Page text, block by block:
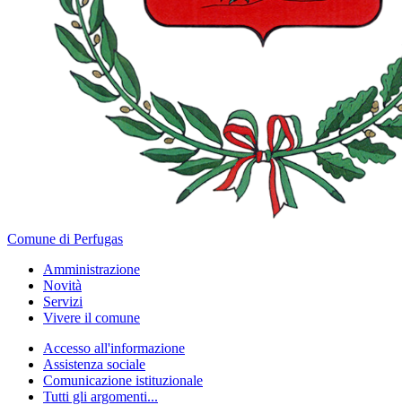
Comune di Perfugas
Amministrazione
Novità
Servizi
Vivere il comune
Accesso all'informazione
Assistenza sociale
Comunicazione istituzionale
Tutti gli argomenti...